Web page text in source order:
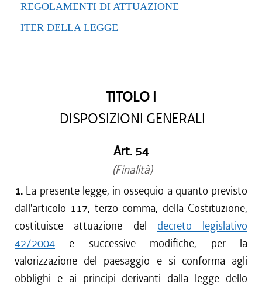
REGOLAMENTI DI ATTUAZIONE
ITER DELLA LEGGE
TITOLO I
DISPOSIZIONI GENERALI
Art. 54
(Finalità)
1. La presente legge, in ossequio a quanto previsto
dall'articolo 117, terzo comma, della Costituzione,
costituisce attuazione del decreto legislativo
42/2004 e successive modifiche, per la
valorizzazione del paesaggio e si conforma agli
obblighi e ai principi derivanti dalla legge dello